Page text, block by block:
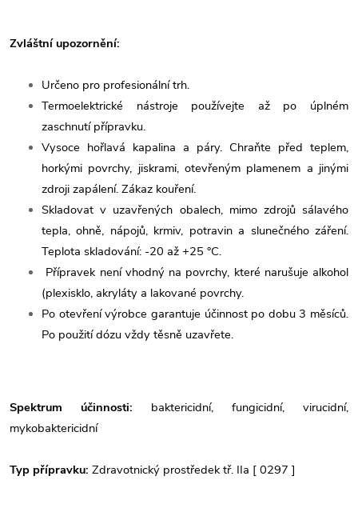
Zvláštní upozornění:
Určeno pro profesionální trh.
Termoelektrické nástroje používejte až po úplném
zaschnutí přípravku.
Vysoce hořlavá kapalina a páry. Chraňte před teplem,
horkými povrchy, jiskrami, otevřeným plamenem a jinými
zdroji zapálení. Zákaz kouření.
Skladovat v uzavřených obalech, mimo zdrojů sálavého
tepla, ohně, nápojů, krmiv, potravin a slunečného záření.
Teplota skladování: -20 až +25 °C.
Přípravek není vhodný na povrchy, které narušuje alkohol
(plexisklo, akryláty a lakované povrchy.
Po otevření výrobce garantuje účinnost po dobu 3 měsíců.
Po použití dózu vždy těsně uzavřete.
Spektrum účinnosti: baktericidní, fungicidní, virucidní,
mykobaktericidní
Typ přípravku: Zdravotnický prostředek tř. IIa [ 0297 ]